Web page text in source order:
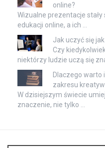
online?
Wizualne prezentacje
edukacji online, a ich …
Jak uczyć się
Czy
niektórzy ludzie uczą się
Dlaczego warto
zakresu
W dzisiejszym świecie
znaczenie, nie tylko …